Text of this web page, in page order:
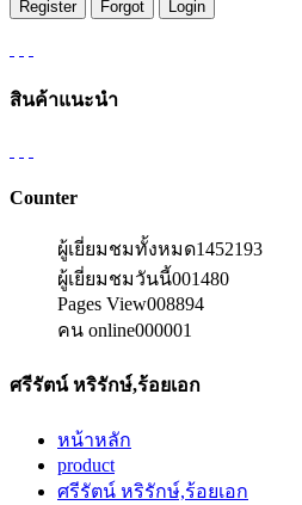
สินค้าแนะนำ
Counter
ผู้เยี่ยมชมทั้งหมด1452193
ผู้เยี่ยมชมวันนี้001480
Pages View008894
คน online000001
ศรีรัตน์ หริรักษ์,ร้อยเอก
หน้าหลัก
product
ศรีรัตน์ หริรักษ์,ร้อยเอก